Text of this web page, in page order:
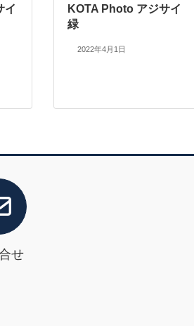
イ
KOTA Photo アジサイ
緑
2022年4月1日
せ